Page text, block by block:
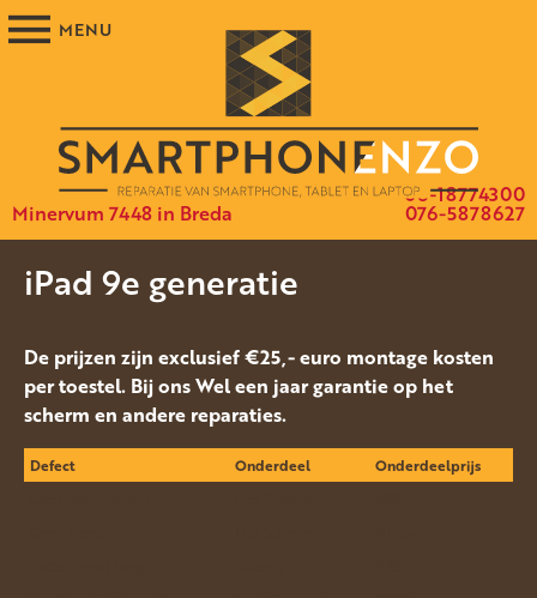
Minervum 7448 in Breda 076-5878627
06-18774300
iPad 9e generatie
De prijzen zijn exclusief €25,- euro montage kosten
per toestel. Bij ons Wel een jaar garantie op het
scherm en andere reparaties.
Defect Onderdeel
Onderdeelprijs